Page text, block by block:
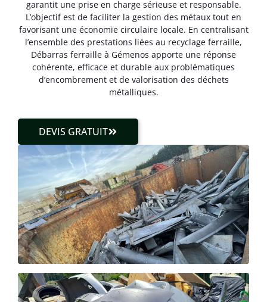
garantit une prise en charge sérieuse et responsable.
L’objectif est de faciliter la gestion des métaux tout en
favorisant une économie circulaire locale. En centralisant
l’ensemble des prestations liées au recyclage ferraille,
Débarras ferraille à Gémenos apporte une réponse
cohérente, efficace et durable aux problématiques
d’encombrement et de valorisation des déchets
métalliques.
DEVIS GRATUIT